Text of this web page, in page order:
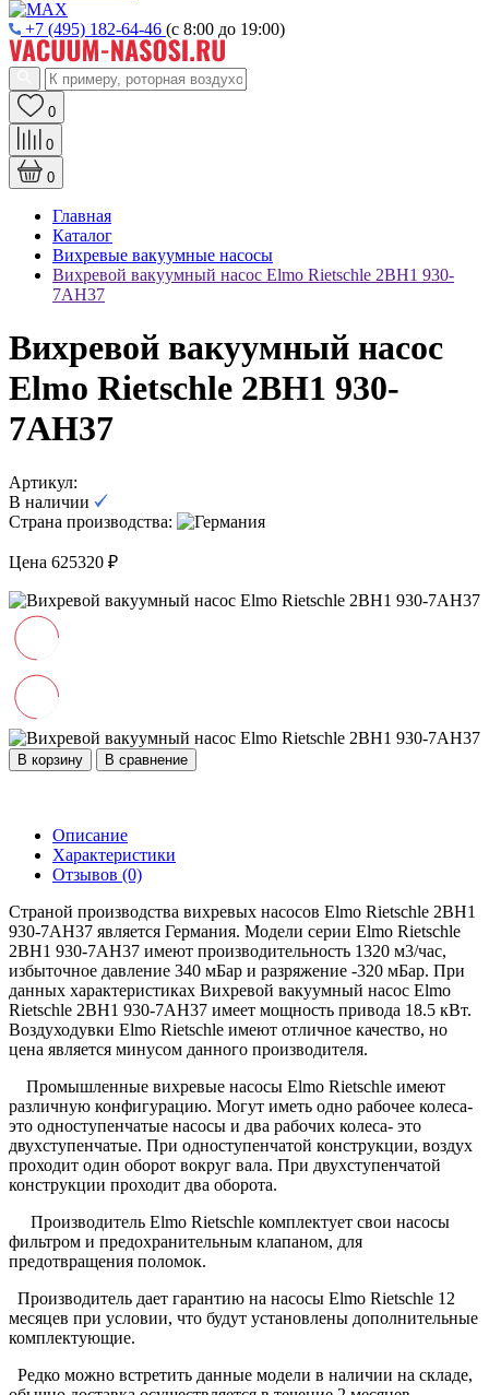
+7 (495) 182-64-46 (с 8:00 до 19:00)
0
0
0
Главная
Каталог
Вихревые вакуумные насосы
Вихревой вакуумный насос Elmo Rietschle 2BH1 930-
7AH37
Вихревой вакуумный насос
Elmo Rietschle 2BH1 930-
7AH37
Артикул:
В наличии
Страна производства:
Цена 625320 ₽
В корзину В сравнение
Описание
Характеристики
Отзывов (0)
Страной производства вихревых насосов Elmo Rietschle 2BH1
930-7AH37 является Германия. Модели серии Elmo Rietschle
2BH1 930-7AH37 имеют производительность 1320 м3/час,
избыточное давление 340 мБар и разряжение -320 мБар. При
данных характеристиках Вихревой вакуумный насос Elmo
Rietschle 2BH1 930-7AH37 имеет мощность привода 18.5 кВт.
Воздуходувки Elmo Rietschle имеют отличное качество, но
цена является минусом данного производителя.
Промышленные вихревые насосы Elmo Rietschle имеют
различную конфигурацию. Могут иметь одно рабочее колеса-
это одноступенчатые насосы и два рабочих колеса- это
двухступенчатые. При одноступенчатой конструкции, воздух
проходит один оборот вокруг вала. При двухступенчатой
конструкции проходит два оборота.
Производитель Elmo Rietschle комплектует свои насосы
фильтром и предохранительным клапаном, для
предотвращения поломок.
Производитель дает гарантию на насосы Elmo Rietschle 12
месяцев при условии, что будут установлены дополнительные
комплектующие.
Редко можно встретить данные модели в наличии на складе,